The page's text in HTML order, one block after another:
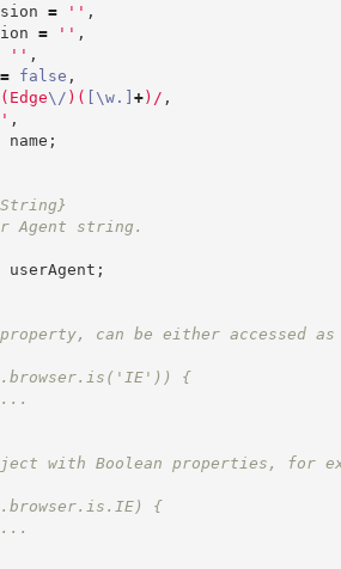
= ' ' ,
= ' ' ,
' ' ,
= false ,
( Edge\/ ) ( [ \w. ] +) / ,
' ,
name ;
Agent string.
userAgent ;
can be either accessed as
{
with Boolean properties, for
{